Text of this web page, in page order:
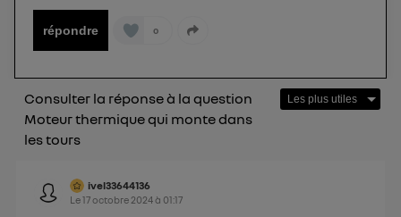
répondre 0
Consulter la réponse à la question
Moteur thermique qui monte dans
les tours
ivel33644136
Le17 octobre 2024à 01:17
internet. Ainsi, toutes les personnes utilisant la
même connexion et ayant consenties se verront
attribuer le même identifiant. En général :
Pour une connexion mobile, la personnalisation sera basée
uniquement sur la navigation de l'utilisateur du mobile.
Vous pouvez à tout moment retirer ce
") ou via la page « gérer Utiq » en bas de ce site.
Pour plus d'informations, veuillez consulter